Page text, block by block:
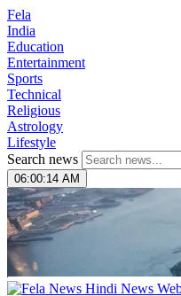
Fela
India
Education
Entertainment
Sports
Technical
Religious
Astrology
Lifestyle
Search news
06:00:15 AM